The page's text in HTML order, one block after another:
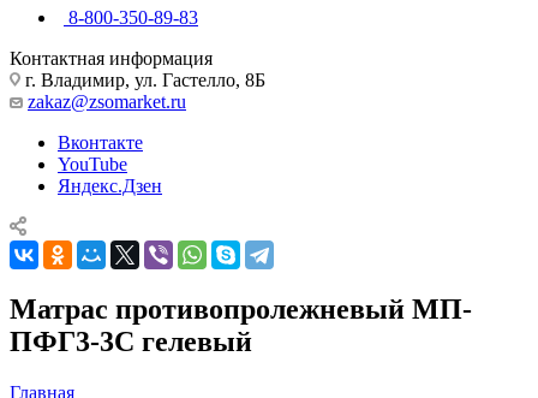
8-800-350-89-83
Контактная информация
г. Владимир, ул. Гастелло, 8Б
zakaz@zsomarket.ru
Вконтакте
YouTube
Яндекс.Дзен
Матрас противопролежневый МП-
ПФГ3-3С гелевый
Главная